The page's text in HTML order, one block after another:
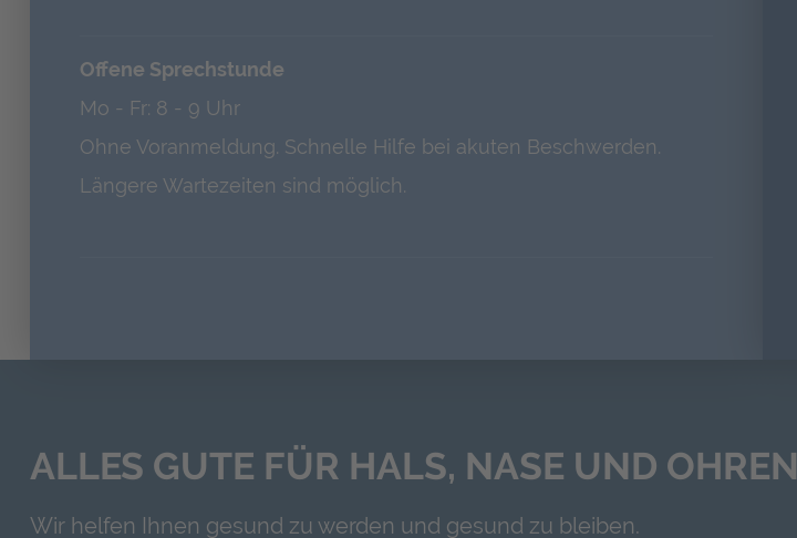
Offene Sprechstunde
Mo - Fr: 8 - 9 Uhr
Ohne Voranmeldung. Schnelle Hilfe bei akuten Beschwerden.
Längere Wartezeiten sind möglich.
ALLES GUTE FÜR HALS, NASE UND OHREN
Wir helfen Ihnen gesund zu werden und gesund zu bleiben.